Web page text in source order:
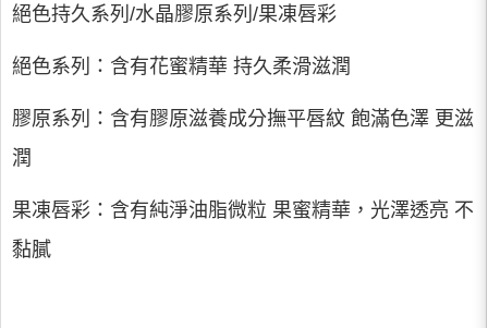
絕色持久系列/水晶膠原系列/果凍唇彩
絕色系列：含有花蜜精華 持久柔滑滋潤
膠原系列：含有膠原滋養成分撫平唇紋 飽滿色澤 更滋
潤
果凍唇彩：含有純淨油脂微粒 果蜜精華，光澤透亮 不
黏膩